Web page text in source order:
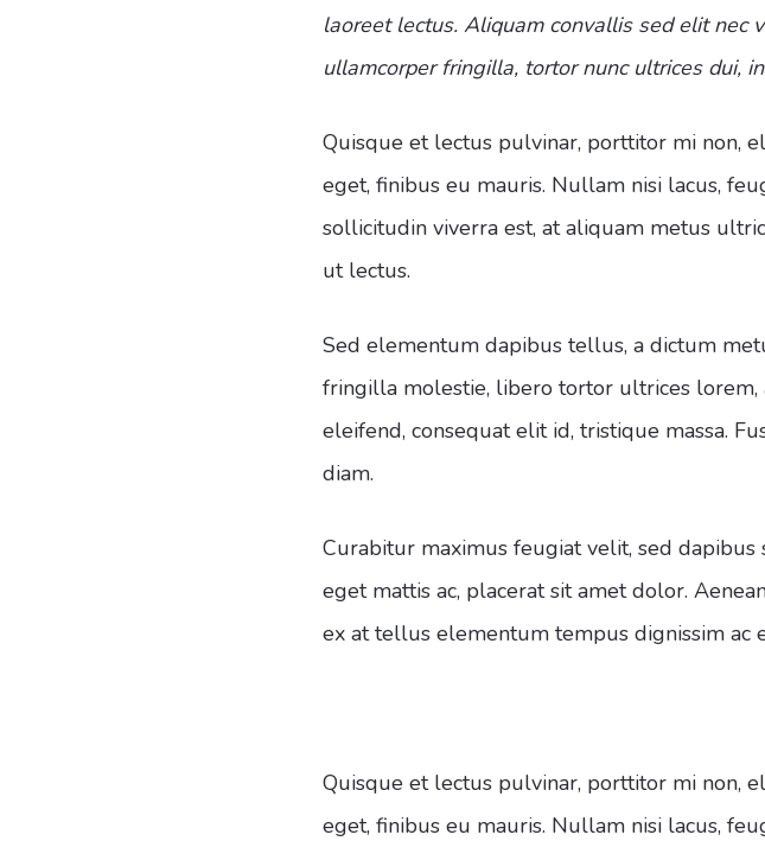
laoreet lectus. Aliquam convallis sed elit nec
ullamcorper fringilla, tortor nunc ultrices dui,
Quisque et lectus pulvinar, porttitor mi non,
eget, finibus eu mauris. Nullam nisi lacus,
sollicitudin viverra est, at aliquam metus
ut lectus.
Sed elementum dapibus tellus, a dictum
fringilla molestie, libero tortor ultrices
eleifend, consequat elit id, tristique massa.
diam.
Curabitur maximus feugiat velit, sed
eget mattis ac, placerat sit amet dolor.
ex at tellus elementum tempus dignissim ac
Quisque et lectus pulvinar, porttitor mi non,
eget, finibus eu mauris. Nullam nisi lacus,